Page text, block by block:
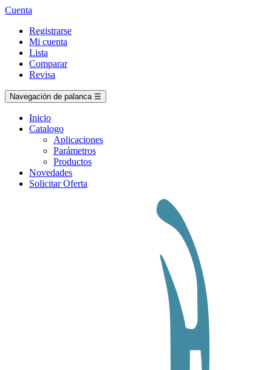
Cuenta
Registrarse
Mi cuenta
Lista
Comparar
Revisa
Navegación de palanca ☰
Inicio
Catalogo
Aplicaciones
Parámetros
Productos
Novedades
Solicitar Oferta